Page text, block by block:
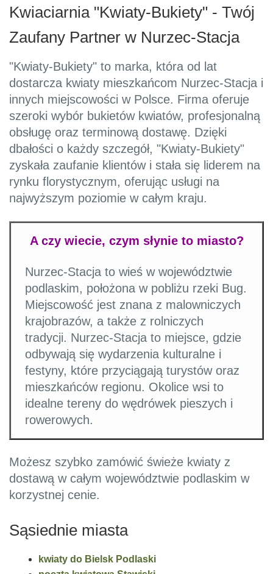
Kwiaciarnia "Kwiaty-Bukiety" - Twój
Zaufany Partner w Nurzec-Stacja
"Kwiaty-Bukiety" to marka, która od lat
dostarcza kwiaty mieszkańcom Nurzec-Stacja i
innych miejscowości w Polsce. Firma oferuje
szeroki wybór bukietów kwiatów, profesjonalną
obsługę oraz terminową dostawę. Dzięki
dbałości o każdy szczegół, "Kwiaty-Bukiety"
zyskała zaufanie klientów i stała się liderem na
rynku florystycznym, oferując usługi na
najwyższym poziomie w całym kraju.
A czy wiecie, czym słynie to miasto?
Nurzec-Stacja to wieś w województwie
podlaskim, położona w pobliżu rzeki Bug.
Miejscowość jest znana z malowniczych
krajobrazów, a także z rolniczych
tradycji. Nurzec-Stacja to miejsce, gdzie
odbywają się wydarzenia kulturalne i
festyny, które przyciągają turystów oraz
mieszkańców regionu. Okolice wsi to
idealne tereny do wędrówek pieszych i
rowerowych.
Możesz szybko zamówić świeże kwiaty z
dostawą w całym województwie podlaskim w
korzystnej cenie.
Sąsiednie miasta
kwiaty do Bielsk Podlaski